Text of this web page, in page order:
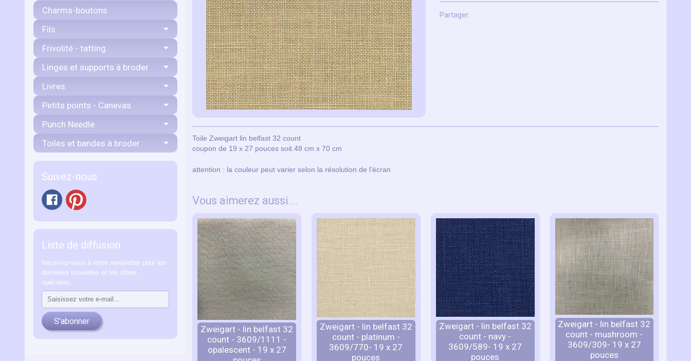
Charms-boutons
Fils
Frivolité - tatting
Linges et supports à broder
Livres
Petits points - Canevas
Punch Needle
Toiles et bandes à broder
Suivez-nous
Liste de diffusion
Inscrivez-vous à notre newsletter pour les
dernières nouvelles et les offres
spéciales.
S'abonner
Partager:
Toile Zweigart lin belfast 32 count
coupon de 19 x 27 pouces soit 48 cm x 70 cm
attention : la couleur peut varier selon la résolution de l'écran
Vous aimerez aussi...
Zweigart - lin belfast 32
count - 3609/1111 -
opalescent - 19 x 27
Zweigart - lin belfast 32
count - platinum -
3609/770- 19 x 27
pouces
Zweigart - lin belfast 32
count - navy -
3609/589- 19 x 27
pouces
Zweigart - lin belfast 32
count - mushroom -
3609/309- 19 x 27
pouces